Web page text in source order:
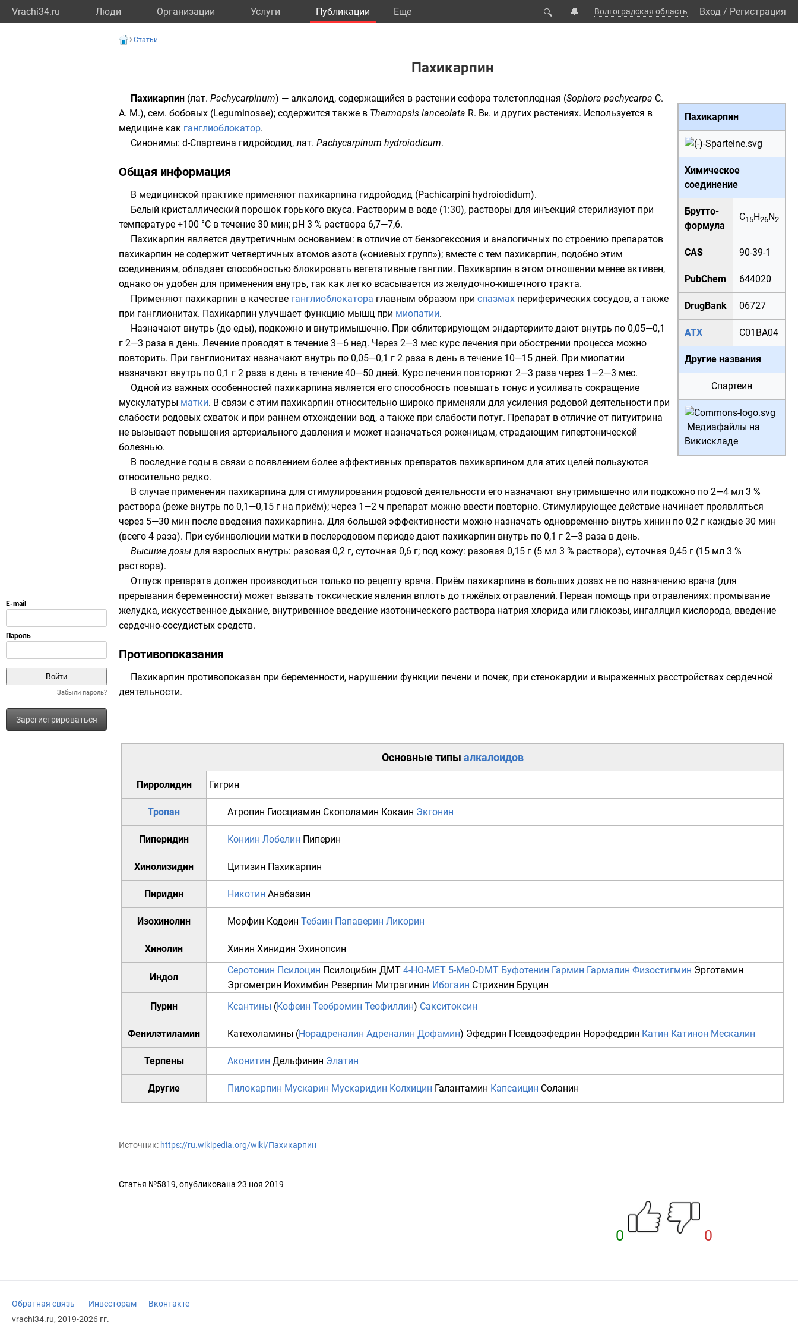
Vrachi34.ru Люди Организации Услуги Публикации Eще 🔍 🔔 Волгоградская область Вход / Регистрация
Забыли пароль?
Зарегистрироваться
Статьи
Пахикарпин
Пахикарпин
Химическое
соединение
Брутто-
формула
C15H26N2
CAS 90-39-1
PubChem 644020
DrugBank 06727
АТХ C01BA04
Другие названия
Спартеин
Медиафайлы на
Викискладе
Пахикарпин (лат. Pachycarpinum) — алкалоид, содержащийся в растении софора толстоплодная (Sophora pachycarpa С.
А. М.), сем. бобовых (Leguminosae); содержится также в Thermopsis lanceolata R. Br. и других растениях. Используется в
медицине как ганглиоблокатор.
Синонимы: d-Спартеина гидройодид, лат. Pachycarpinum hydroiodicum.
Общая информация
В медицинской практике применяют пахикарпина гидройодид (Pachicarpini hydroiodidum).
Белый кристаллический порошок горького вкуса. Растворим в воде (1:30), растворы для инъекций стерилизуют при
температуре +100 °C в течение 30 мин; рН 3 % раствора 6,7—7,6.
Пахикарпин является двутретичным основанием: в отличие от бензогексония и аналогичных по строению препаратов
пахикарпин не содержит четвертичных атомов азота («ониевых групп»); вместе с тем пахикарпин, подобно этим
соединениям, обладает способностью блокировать вегетативные ганглии. Пахикарпин в этом отношении менее активен,
однако он удобен для применения внутрь, так как легко всасывается из желудочно-кишечного тракта.
Применяют пахикарпин в качестве ганглиоблокатора главным образом при спазмах периферических сосудов, а также
при ганглионитах. Пахикарпин улучшает функцию мышц при миопатии.
Назначают внутрь (до еды), подкожно и внутримышечно. При облитерирующем эндартериите дают внутрь по 0,05—0,1
г 2—3 раза в день. Лечение проводят в течение 3—6 нед. Через 2—3 мес курс лечения при обострении процесса можно
повторить. При ганглионитах назначают внутрь по 0,05—0,1 г 2 раза в день в течение 10—15 дней. При миопатии
назначают внутрь по 0,1 г 2 раза в день в течение 40—50 дней. Курс лечения повторяют 2—3 раза через 1—2—3 мес.
Одной из важных особенностей пахикарпина является его способность повышать тонус и усиливать сокращение
мускулатуры матки. В связи с этим пахикарпин относительно широко применяли для усиления родовой деятельности при
слабости родовых схваток и при раннем отхождении вод, а также при слабости потуг. Препарат в отличие от питуитрина
не вызывает повышения артериального давления и может назначаться роженицам, страдающим гипертонической
болезнью.
В последние годы в связи с появлением более эффективных препаратов пахикарпином для этих целей пользуются
относительно редко.
В случае применения пахикарпина для стимулирования родовой деятельности его назначают внутримышечно или подкожно по 2—4 мл 3 %
раствора (реже внутрь по 0,1—0,15 г на приём); через 1—2 ч препарат можно ввести повторно. Стимулирующее действие начинает проявляться
через 5—30 мин после введения пахикарпина. Для большей эффективности можно назначать одновременно внутрь хинин по 0,2 г каждые 30 мин
(всего 4 раза). При субинволюции матки в послеродовом периоде дают пахикарпин внутрь по 0,1 г 2—3 раза в день.
Высшие дозы для взрослых внутрь: разовая 0,2 г, суточная 0,6 г; под кожу: разовая 0,15 г (5 мл 3 % раствора), суточная 0,45 г (15 мл 3 %
раствора).
Отпуск препарата должен производиться только по рецепту врача. Приём пахикарпина в больших дозах не по назначению врача (для
прерывания беременности) может вызвать токсические явления вплоть до тяжёлых отравлений. Первая помощь при отравлениях: промывание
желудка, искусственное дыхание, внутривенное введение изотонического раствора натрия хлорида или глюкозы, ингаляция кислорода, введение
сердечно-сосудистых средств.
Противопоказания
Пахикарпин противопоказан при беременности, нарушении функции печени и почек, при стенокардии и выраженных расстройствах сердечной
деятельности.
Основные типы алкалоидов
Пирролидин Гигрин
Тропан Атропин Гиосциамин Скополамин Кокаин Экгонин
Пиперидин Кониин Лобелин Пиперин
Хинолизидин Цитизин Пахикарпин
Пиридин Никотин Анабазин
Изохинолин Морфин Кодеин Тебаин Папаверин Ликорин
Хинолин Хинин Хинидин Эхинопсин
Индол
Серотонин Псилоцин Псилоцибин ДМТ 4-HO-MET 5-MeO-DMT Буфотенин Гармин Гармалин Физостигмин Эрготамин
Эргометрин Иохимбин Резерпин Митрагинин Ибогаин Стрихнин Бруцин
Пурин
Ксантины (Кофеин Теобромин Теофиллин) Сакситоксин
Фенилэтиламин Катехоламины (Норадреналин Адреналин Дофамин) Эфедрин Псевдоэфедрин Норэфедрин Катин Катинон Мескалин
Терпены Аконитин Дельфинин Элатин
Другие Пилокарпин Мускарин Мускаридин Колхицин Галантамин Капсаицин Соланин
Источник: https://ru.wikipedia.org/wiki/Пахикарпин
Статья №5819, опубликована 23 ноя 2019
0 0
Обратная связь Инвесторам
Вконтакте
vrachi34.ru, 2019-2026 гг.